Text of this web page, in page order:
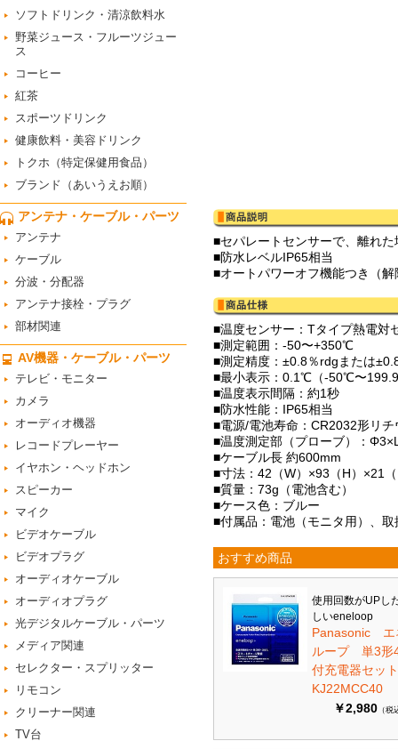
ソフトドリンク・清涼飲料水
野菜ジュース・フルーツジュー
ス
コーヒー
紅茶
スポーツドリンク
健康飲料・美容ドリンク
トクホ（特定保健用食品）
ブランド（あいうえお順）
アンテナ・ケーブル・パーツ
アンテナ
ケーブル
分波・分配器
アンテナ接栓・プラグ
部材関連
AV機器・ケーブル・パーツ
テレビ・モニター
カメラ
オーディオ機器
レコードプレーヤー
イヤホン・ヘッドホン
スピーカー
マイク
ビデオケーブル
ビデオプラグ
オーディオケーブル
オーディオプラグ
光デジタルケーブル・パーツ
メディア関連
セレクター・スプリッター
リモコン
クリーナー関連
TV台
■セパレートセンサーで、離れ
■防水レベルIP65相当
■オートパワーオフ機能つき（解
■温度センサー：Tタイプ熱電対
■測定範囲：-50〜+350℃
■測定精度：±0.8％rdgまたは
■最小表示：0.1℃（-50℃〜
■温度表示間隔：約1秒
■防水性能：IP65相当
■電源/電池寿命：CR2032形リ
■温度測定部（プローブ）：
■ケーブル長 約600mm
■寸法：42（W）×93（H）×21
■質量：73g（電池含む）
■ケース色：ブルー
■付属品：電池（モニタ用）、
おすすめ商品
使用回数がUPし
しいeneloop
Panasonic エ
ループ 単3形
付充電器セッ
KJ22MCC40
￥2,980 （税